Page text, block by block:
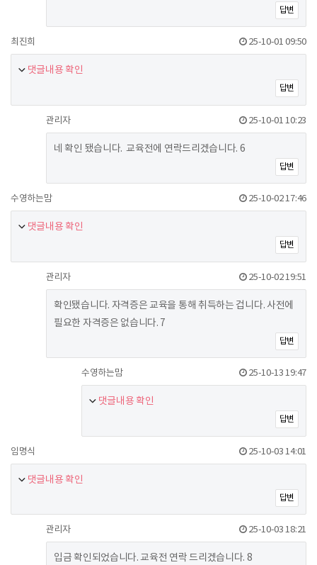
답변
최진희 25-10-01 09:50
댓글내용 확인
답변
관리자 25-10-01 10:23
네 확인 됐습니다. 교육전에 연락드리겠습니다. 6
답변
수영하는맘 25-10-02 17:46
댓글내용 확인
답변
관리자 25-10-02 19:51
확인됐습니다. 자격증은 교육을 통해 취득하는 겁니다. 사전에
필요한 자격증은 없습니다. 7
답변
수영하는맘 25-10-13 19:47
댓글내용 확인
답변
임명식 25-10-03 14:01
댓글내용 확인
답변
관리자 25-10-03 18:21
입금 확인되었습니다. 교육전 연락 드리겠습니다. 8